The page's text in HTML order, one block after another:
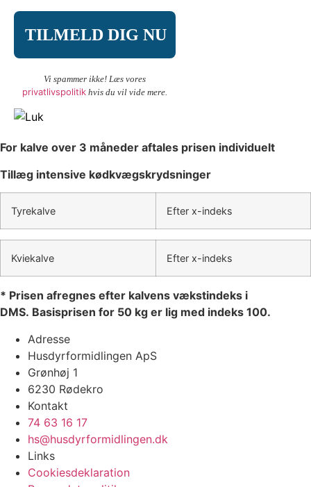
Vi spammer ikke! Læs vores
privatlivspolitikhvis du vil vide mere.
For kalve over 3 måneder aftales prisen individuelt
Tillæg intensive kødkvægskrydsninger
Tyrekalve Efter x-indeks
Kviekalve Efter x-indeks
* Prisen afregnes efter kalvens vækstindeks i
DMS. Basisprisen for 50 kg er lig med indeks 100.
Adresse
Husdyrformidlingen ApS
Grønhøj 1
6230 Rødekro
Kontakt
74 63 16 17
hs@husdyrformidlingen.dk
Links
Cookiesdeklaration